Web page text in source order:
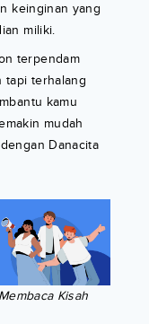
keinginan yang
miliki.
terpendam
tapi terhalang
kamu
mudah
Danacita
Kisah